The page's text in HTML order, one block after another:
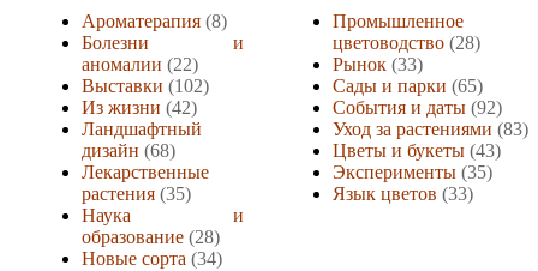
Ароматерапия (8)
Болезни и
аномалии (22)
Выставки (102)
Из жизни (42)
Ландшафтный
дизайн (68)
Лекарственные
растения (35)
Наука и
образование (28)
Новые сорта (34)
Промышленное
цветоводство (28)
Рынок (33)
Сады и парки (65)
События и даты (92)
Уход за растениями (83)
Цветы и букеты (43)
Эксперименты (35)
Язык цветов (33)